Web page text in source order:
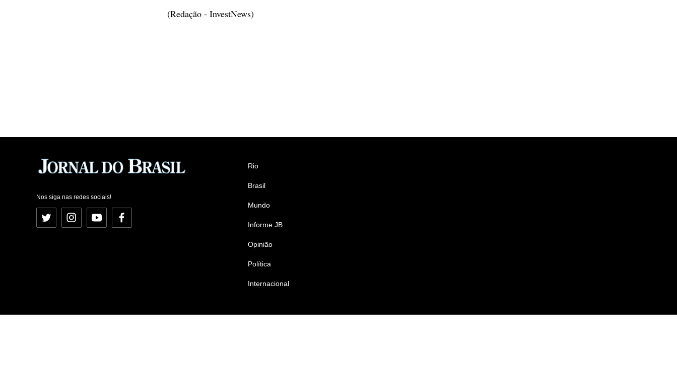
(Redação - InvestNews)
Nos siga nas redes sociais!
Twitter InstagramYouTubeFacebook
Rio
Brasil
Mundo
Informe JB
Opinião
Política
Internacional